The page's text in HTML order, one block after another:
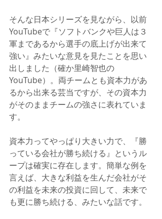
そんな日本シリーズを見ながら、以前
YouTubeで『ソフトバンクや巨人は３
軍まであるから選手の底上げが出来て
強い』みたいな意見を見たことを思い
出しました（確か里崎智也の
YouTube）。両チームとも資本力があ
るから出来る芸当ですが、その資本力
がそのままチームの強さに表れていま
す。
資本力ってやっぱり大きい力で、『勝
っている会社が勝ち続ける』というル
ープは確実に存在します。簡単な例を
言えば、大きな利益を生んだ会社がそ
の利益を未来の投資に回して、未来で
も更に勝ち続ける、みたいな話です。